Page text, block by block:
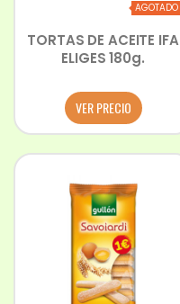
AGOTADO
TORTAS DE ACEITE IFA
ELIGES 180g.
VER PRECIO